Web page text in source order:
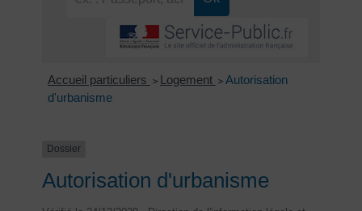
Accueil particuliers > Logement >Autorisation
d'urbanisme
Dossier
Autorisation d'urbanisme